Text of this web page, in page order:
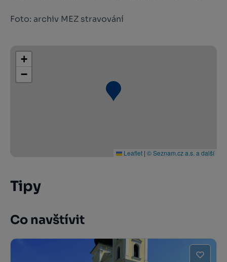
Foto: archiv MEZ stravování
+
−
Leaflet | © Seznam.cz a.s. a další
Tipy
Co navštívit